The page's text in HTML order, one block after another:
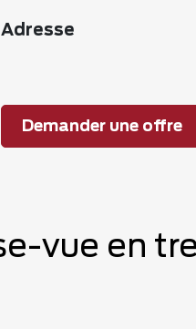
Adresse
Demander une offre
vue en